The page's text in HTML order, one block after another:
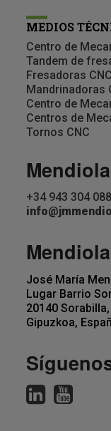
MEDIOS
Centro de
Tandem de
Fresadoras CNC
Mandrinadoras
Centro de
Centros de
Tornos CNC
Mendiola
+34 943 304 088
Mendiola
José María
Lugar Barrio
20140
Gipuzkoa,